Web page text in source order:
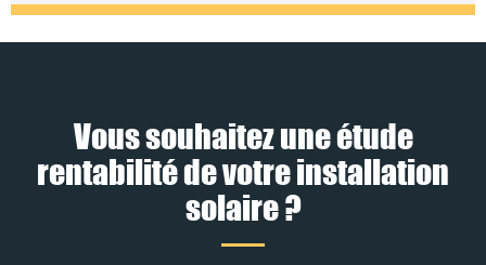
Vous souhaitez une étude
rentabilité de votre installation
solaire ?